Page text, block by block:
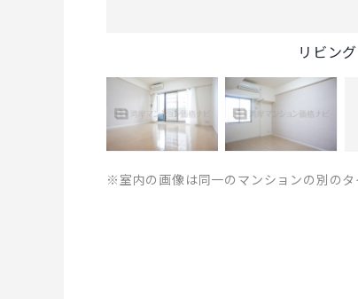
リビン
※室内の画像は同一のマンションの別のタ